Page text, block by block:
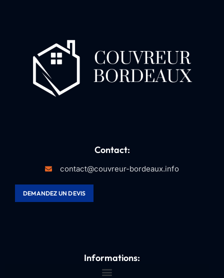
Contact:
contact@couvreur-bordeaux.info
DEMANDEZ UN DEVIS
Informations: